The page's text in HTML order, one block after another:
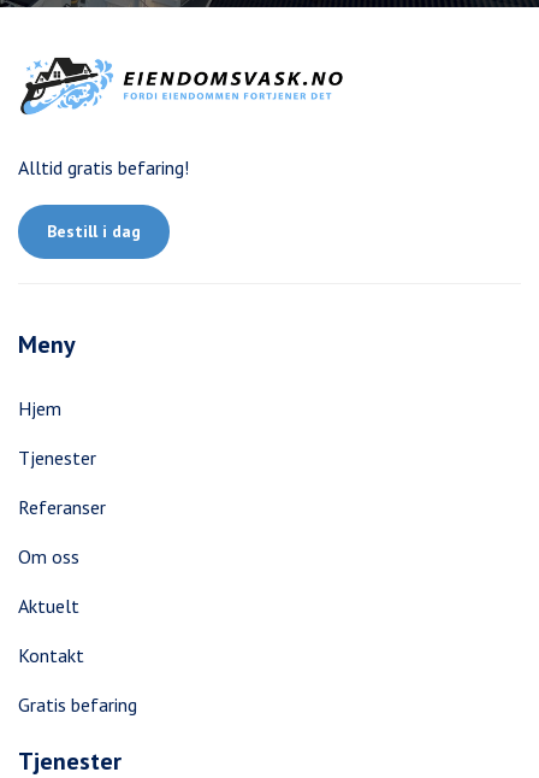
Alltid gratis befaring!
Bestill i dag
Meny
Hjem
Tjenester
Referanser
Om oss
Aktuelt
Kontakt
Gratis befaring
Tjenester